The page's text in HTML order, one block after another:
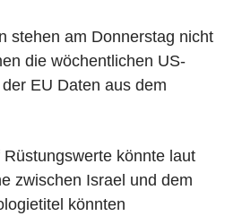
stehen am Donnerstag nicht
die wöchentlichen US-
EU Daten aus dem
könnte laut
zwischen Israel und dem
könnten